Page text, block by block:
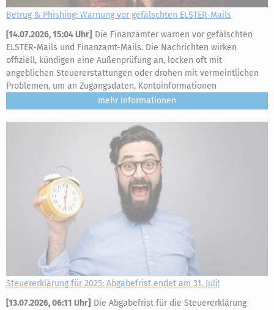
Betrug & Phishing: Warnung vor gefälschten ELSTER-Mails
[14.07.2026, 15:04 Uhr] Die Finanzämter warnen vor gefälschten
ELSTER-Mails und Finanzamt-Mails. Die Nachrichten wirken
offiziell, kündigen eine Außenprüfung an, locken oft mit
angeblichen Steuererstattungen oder drohen mit vermeintlichen
Problemen, um an Zugangsdaten, Kontoinformationen
mehr
Steuererklärung für 2025: Abgabefrist endet am 31. Juli!
[13.07.2026, 06:11 Uhr] Die Abgabefrist für die Steuererklärung